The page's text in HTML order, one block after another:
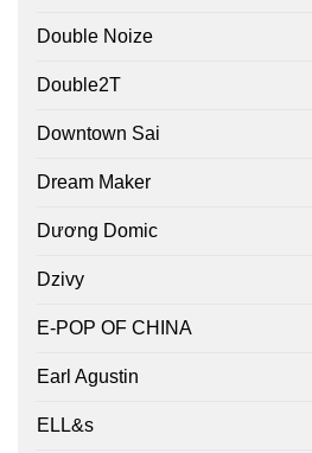
Double Noize
Double2T
Downtown Sai
Dream Maker
Dương Domic
Dzivy
E-POP OF CHINA
Earl Agustin
ELL&s